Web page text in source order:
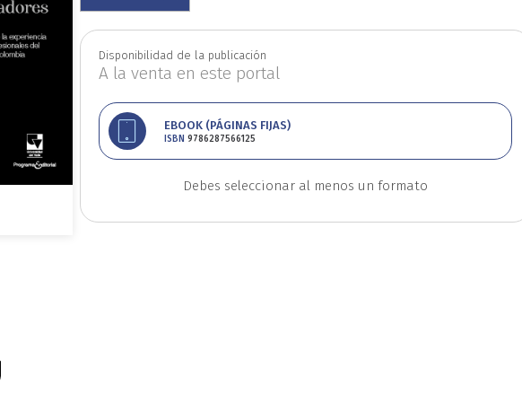
Educación
editoriales
Estudios
Finanzas Física Género
Disponibilidad de la publicación
A la venta en este portal
EBOOK (PÁGINAS FIJAS)
ISBN 9786287566125
Debes seleccionar al menos un formato